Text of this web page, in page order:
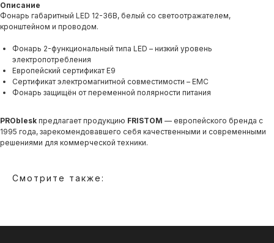
Описание
Фонарь габаритный LED 12-36В, белый со светоотражателем,
кронштейном и проводом.
Фонарь 2-функциональный типа LED – низкий уровень
электропотребления
Европейский сертификат E9
Сертификат электромагнитной совместимости – EMC
Фонарь защищён от переменной полярности питания
PROblesk предлагает продукцию FRISTOM — европейского бренда с
1995 года, зарекомендовавшего себя качественными и современными
решениями для коммерческой техники.
Смотрите также:
Продукция
О компании
Доставка и оплата
Вопросы и ответы
Как купить?